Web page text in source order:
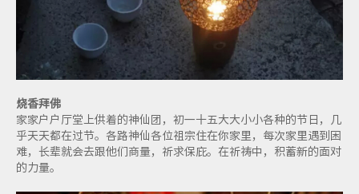
烧香拜佛
家家户户厅堂上供着的神仙团，初一十五大大小小各种的节日，几
乎天天都在过节。各路神仙各位祖宗住在你家里，每次家里遇到困
难，长辈就会去跟他们商量，祈求保庇。在祈祷中，积蓄新的面对
的力量。